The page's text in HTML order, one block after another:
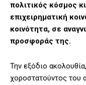
πολιτικός κόσμος
επιχειρηματική
κοινότητα, σε
προσφοράς της.
Την εξόδιο
χοροστατούντος του